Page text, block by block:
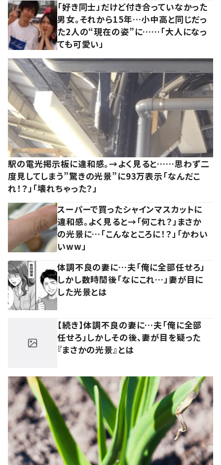
「好き同士」だけど付き合っていなかった
男女。それから15年…小中高と同じだっ
た2人の“現在の姿”に……「大人になっ
ても可愛い」
駅の電光掲示板に違和感。→よく見ると……思わず二
度見してしまう”驚きの光景”に93万表示「なんだこ
れ！？」「壊れちゃった？」
スーパーで買ったシャインマスカットに
違和感。よく見ると→「何これ？」まさか
の光景に…「こんなところに！？」「かわい
いww」
体調不良の妻に…夫「俺に全部任せろ」
しかし数時間後「なにこれ…」妻が目に
した光景とは
【続き】体調不良の妻に…夫「俺に全部
任せろ」しかしその後、妻が目を疑った
『まさかの光景』とは